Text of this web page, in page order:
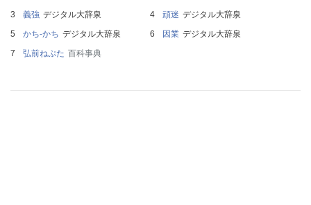
義強 デジタル大辞泉 頑迷 デジタル大辞泉
かち‐かち デジタル大辞泉 因業 デジタル大辞泉
弘前ねぷた 百科事典